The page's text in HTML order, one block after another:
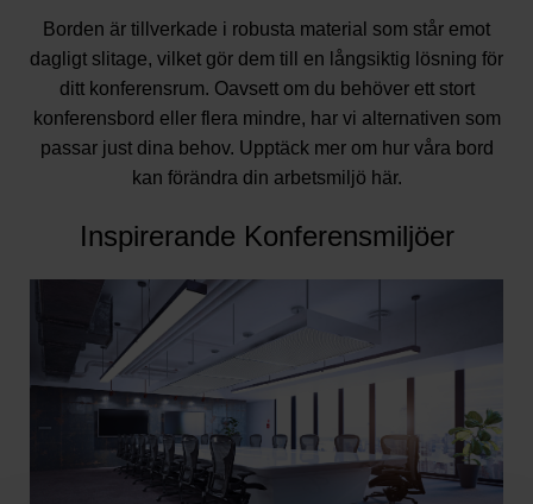
Borden är tillverkade i robusta material som står emot
dagligt slitage, vilket gör dem till en långsiktig lösning för
ditt konferensrum. Oavsett om du behöver ett stort
konferensbord eller flera mindre, har vi alternativen som
passar just dina behov. Upptäck mer om hur våra bord
kan förändra din arbetsmiljö här.
Inspirerande Konferensmiljöer